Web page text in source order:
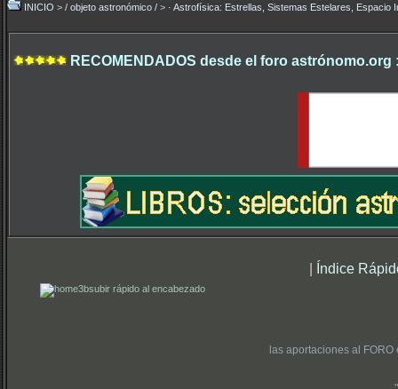
INICIO > / objeto astronómico / > · Astrofísica: Estrellas, Sistemas Estelares, Espacio
RECOMENDADOS desde el foro astrónomo.org
| Índice
subir rápido al encabezado
las aportaciones al